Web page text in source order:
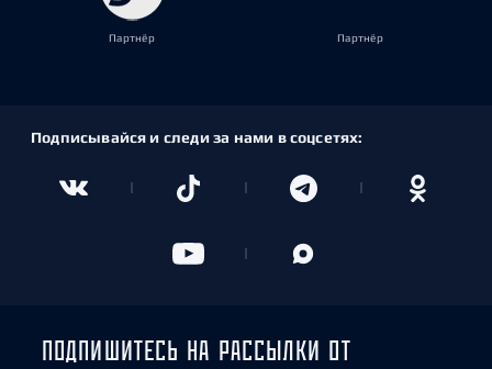
Партнёр Партнёр
Подписывайся и следи за нами в соцсетях:
ПОДПИШИТЕСЬ НА РАССЫЛКИ ОТ